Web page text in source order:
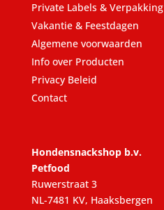
Private Labels & Verpakking
Vakantie & Feestdagen
Algemene voorwaarden
Info over Producten
Privacy Beleid
Contact
Hondensnackshop b.v.
Petfood
Ruwerstraat 3
NL-7481 KV, Haaksbergen